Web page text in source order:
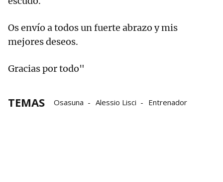
Os envío a todos un fuerte abrazo y mis
mejores deseos.
Gracias por todo"
TEMAS Osasuna Alessio Lisci Entrenador